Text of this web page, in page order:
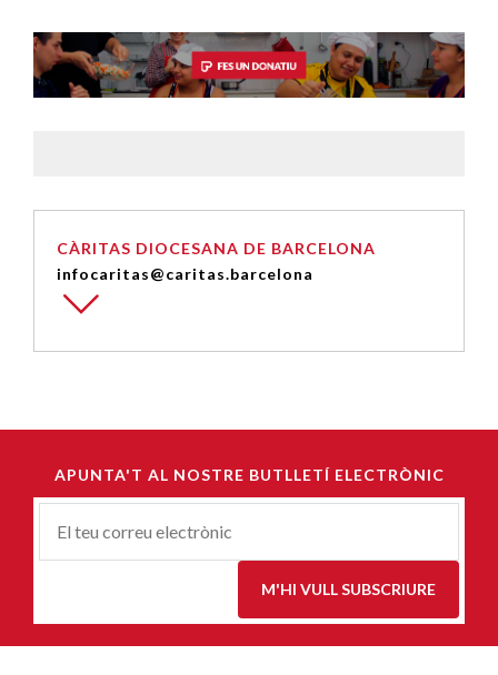
CÀRITAS DIOCESANA DE BARCELONA
infocaritas@caritas.barcelona
APUNTA'T AL NOSTRE BUTLLETÍ ELECTRÒNIC
Correu-
M'HI VULL SUBSCRIURE